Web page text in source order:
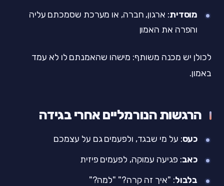
מוסדית: ארגון, חברה, או מערכת שסמכתם עליה
והפרה את האמון
לכולן יש מכנה משותף: מישהו שהאמנתם לו לא עמד
באמון.
הרגשות הנורמליים אחרי בגידה
כעס: על מי שבגד, ולפעמים גם על עצמכם
כאב: פגיעה עמוקה, לפעמים פיזית
בלבול: "איך זה קרה?" "למה?"